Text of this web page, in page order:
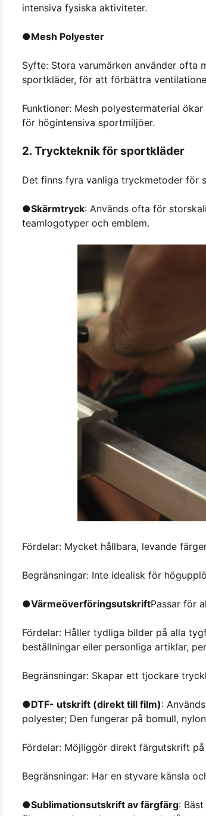
intensiva fysiska aktiviteter.
●Mesh Polyester
Syfte: Stora varumärken använder ofta
sportkläder, för att förbättra
Funktioner: Mesh polyestermaterial
för högintensiva sportmiljöer.
2. Tryckteknik för sportkläder
Det finns fyra vanliga tryckmetoder för
●Skärmtryck: Används ofta för
teamlogotyper och emblem.
Fördelar: Mycket hållbara, levande
Begränsningar: Inte idealisk för
●VärmeöverföringsutskriftPassar för
Fördelar: Håller tydliga bilder på alla
beställningar eller personliga artiklar,
Begränsningar: Skapar ett tjockare
●DTF- utskrift (direkt till film):
polyester; Den fungerar på bomull,
Fördelar: Möjliggör direkt färgutskrift
Begränsningar: Har en styvare känsla
●Sublimationsutskrift av färgfärg: